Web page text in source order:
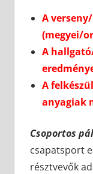
A
(megyei/
A
A
anyagiak
Csoportos
csapatsport
résztvevők